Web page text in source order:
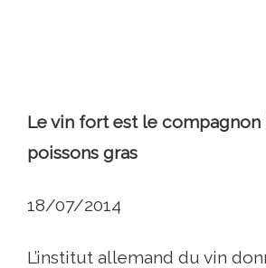
Le vin fort est le compagnon
poissons gras
18/07/2014
L’institut allemand du vin